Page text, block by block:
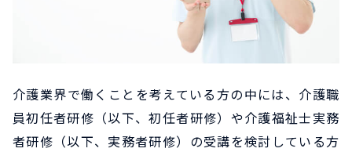
介護業界で働くことを考えている方の中には、介護職
員初任者研修（以下、初任者研修）や介護福祉士実務
者研修（以下、実務者研修）の受講を検討している方